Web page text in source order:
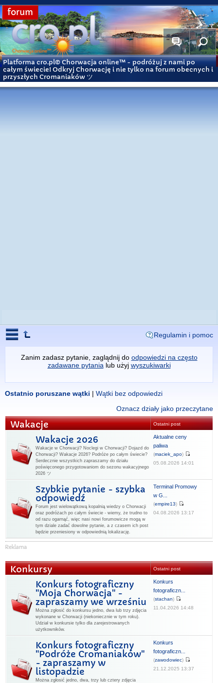
forum
Platforma cro.pl© Chorwacja online™ - podróżuj z nami po
całym świecie! Odkryj Chorwację i nie tylko na forum obecnych i
przyszłych Cromaniaków ツ
Regulamin i pomoc
Zanim zadasz pytanie, zaglądnij do odpowiedzi na często
zadawane pytania lub użyj wyszukiwarki
Ostatnio poruszane wątki | Wątki bez odpowiedzi
Oznacz działy jako przeczytane
Wakacje Ostatni post
Wakacje 2026
Wakacje w Chorwacji? Noclegi w Chorwacji? Dojazd do
Chorwacji? Wakacje 2026? Podróże po całym świecie?
Serdecznie wszystkich zapraszamy do działu
poświęconego przygotowaniom do sezonu wakacyjnego
2026 ツ
Aktualne ceny
paliwa
(maciek_apo)
05.08.2026 14:01
Szybkie pytanie - szybka
odpowiedź
Forum jest wielowątkową kopalnią wiedzy o Chorwacji
oraz podróżach po całym świecie - wiemy, że trudno to
od razu ogarnąć, więc nasi nowi forumowicze mogą w
tym dziale zadać dowolne pytanie, a z czasem ich post
będzie przeniesiony w odpowiednią lokalizację.
Terminal Promowy
w G...
(empire13)
04.08.2026 13:17
Konkursy Ostatni post
Konkurs fotograficzny
"Moja Chorwacja" -
zapraszamy we wrześniu
Można zgłosić do konkursu jedno, dwa lub trzy zdjęcia
wykonane w Chorwacji (niekoniecznie w tym roku).
Udział w konkursie tylko dla zarejestrowanych
użytkowników.
Konkurs
fotograficzn...
(stachan)
11.04.2026 14:48
Konkurs fotograficzny
"Podróże Cromaniaków"
- zapraszamy w
listopadzie
Można zgłosić jedno, dwa, trzy lub cztery zdjęcia
Konkurs
fotograficzn...
(zawodowiec)
21.12.2025 13:37